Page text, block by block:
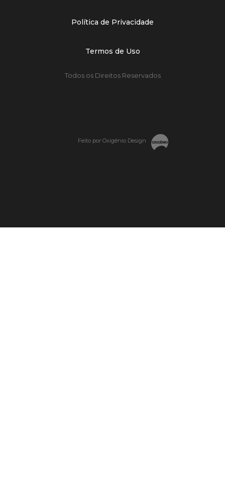
Política de Privacidade
Termos de Uso
Todos os Direitos Reservados
Feito por Oxigênio Design